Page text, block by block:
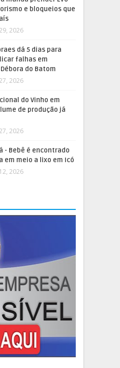
e bloqueios que
2026
dá 5 dias para
falhas em
do Batom
2026
do Vinho em
de produção já
2026
- Bebê é encontrado
em meio a lixo em Icó
2026